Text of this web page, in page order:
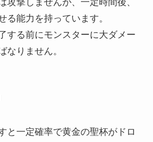
攻撃しませんが、一定時間後、
る能力を持っています。
する前にモンスターに大ダメー
なりません。
と一定確率で黄金の聖杯がドロ